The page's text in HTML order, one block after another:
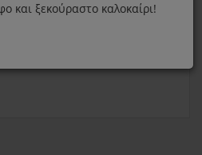
και ξεκούραστο καλοκαίρι!